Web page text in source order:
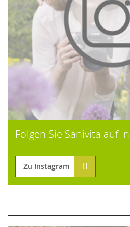
Folgen Sie Sanivita auf
Zu Instagram